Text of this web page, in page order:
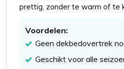
prettig, zonder te warm of te
Voordelen:
Geen dekbedovertrek
Geschikt voor alle